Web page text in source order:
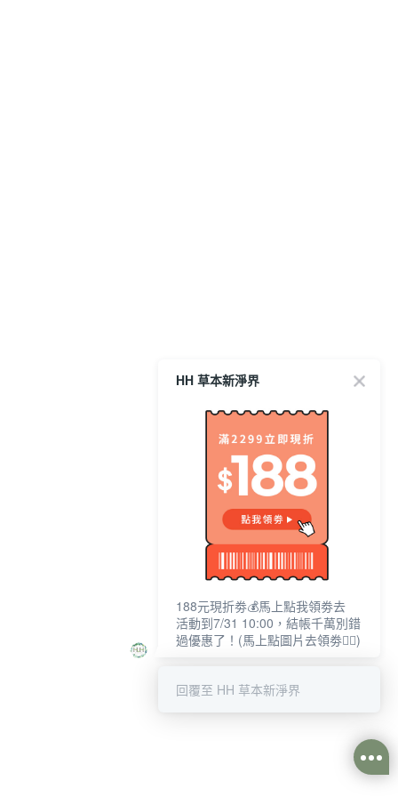
HH 草本新淨界
188元現折劵💰馬上點我領劵去
活動到7/31 10:00，結帳千萬別錯
過優惠了！(馬上點圖片去領劵☝🏻)
回覆至 HH 草本新淨界